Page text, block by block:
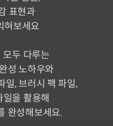
표현과
혀보세요
모두 다루는
성 노하우와
일, 브러시 팩 파일,
을 활용해
완성해보세요.